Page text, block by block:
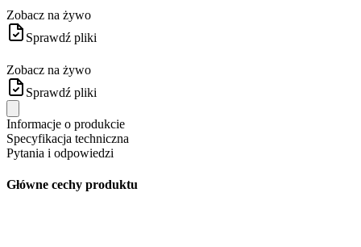
Zobacz na żywo
Sprawdź pliki
Zobacz na żywo
Sprawdź pliki
Informacje o produkcie
Specyfikacja techniczna
Pytania i odpowiedzi
Główne cechy produktu